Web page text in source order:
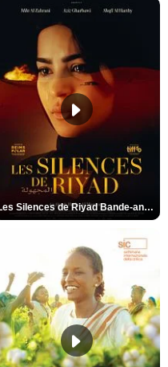
Les Silences de Riyad Bande-annonce VO STFR